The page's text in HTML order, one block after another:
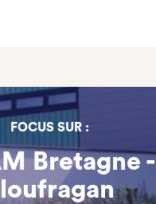
FOCUS SUR :
Bretagne -